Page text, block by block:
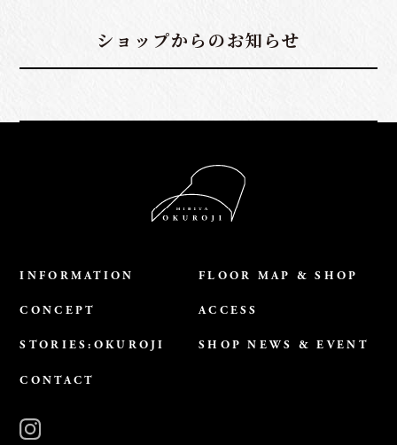
ショップからのお知らせ
INFORMATION FLOOR MAP & SHOP
CONCEPT ACCESS
STORIES:OKUROJI SHOP NEWS & EVENT
CONTACT